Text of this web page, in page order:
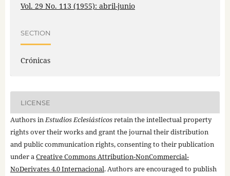
Vol. 29 No. 113 (1955): abril-junio
SECTION
Crónicas
LICENSE
Authors inEstudios Eclesiásticosretain the intellectual property
rights over their works and grant the journal their distribution
and public communication rights, consenting to their publication
under aCreative Commons Attribution-NonCommercial-
NoDerivates 4.0 Internacional. Authors are encouraged to publish